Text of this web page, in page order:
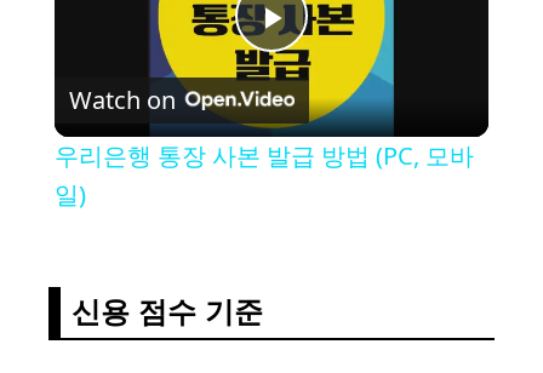
P
l
V
Watch on
우리은행 통장 사본 발급 방법 (PC, 모바
일)
신용 점수 기준